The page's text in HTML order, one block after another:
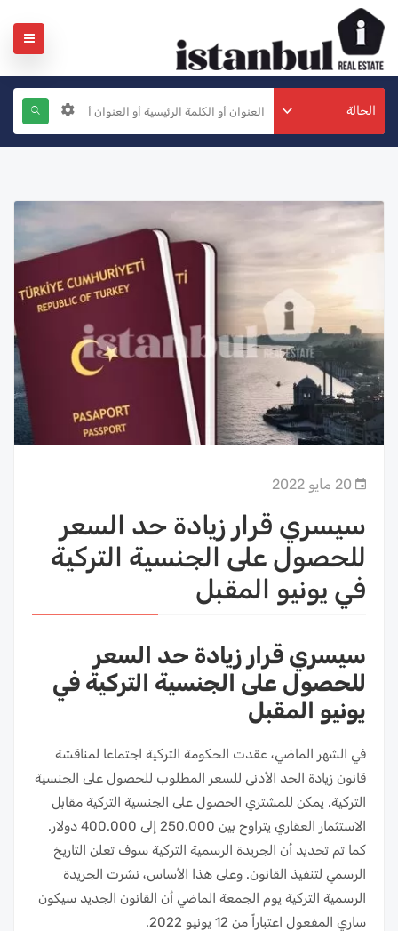
الحالة
20 مايو 2022
سيسري قرار زيادة حد السعر
للحصول على الجنسية التركية
في يونيو المقبل
سيسري قرار زيادة حد السعر
للحصول على الجنسية التركية في
يونيو المقبل
في الشهر الماضي، عقدت الحكومة التركية اجتماعا لمناقشة
قانون زيادة الحد الأدنى للسعر المطلوب للحصول على الجنسية
التركية. يمكن للمشتري الحصول على الجنسية التركية مقابل
الاستثمار العقاري يتراوح بين 250.000 إلى 400.000 دولار.
كما تم تحديد أن الجريدة الرسمية التركية سوف تعلن التاريخ
الرسمي لتنفيذ القانون. وعلى هذا الأساس، نشرت الجريدة
الرسمية التركية يوم الجمعة الماضي أن القانون الجديد سيكون
ساري المفعول اعتباراً من 12 يونيو 2022.